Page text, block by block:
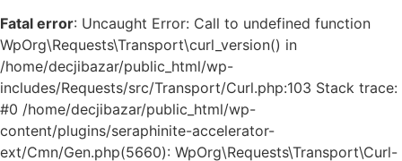
Fatal error: Uncaught Error: Call to undefined function
WpOrg\Requests\Transport\curl_version() in
/home/decjibazar/public_html/wp-
includes/Requests/src/Transport/Curl.php:103 Stack trace:
#0 /home/decjibazar/public_html/wp-
content/plugins/seraphinite-accelerator-
ext/Cmn/Gen.php(5660): WpOrg\Requests\Transport\Curl-